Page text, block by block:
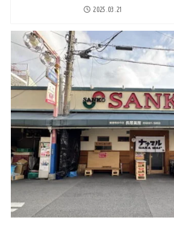
2025.03.21